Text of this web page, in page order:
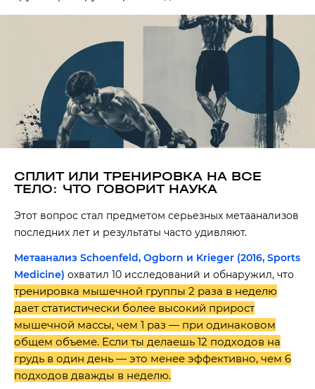
СПЛИТ ИЛИ ТРЕНИРОВКА НА ВСЕ
ТЕЛО: ЧТО ГОВОРИТ НАУКА
Этот вопрос стал предметом серьезных метаанализов
последних лет и результаты часто удивляют.
Метаанализ Schoenfeld, Ogborn и Krieger (2016, Sports
Medicine) охватил 10 исследований и обнаружил, что
тренировка мышечной группы 2 раза в неделю
дает статистически более высокий прирост
мышечной массы, чем 1 раз — при одинаковом
общем объеме. Если ты делаешь 12 подходов на
грудь в один день — это менее эффективно, чем 6
подходов дважды в неделю.